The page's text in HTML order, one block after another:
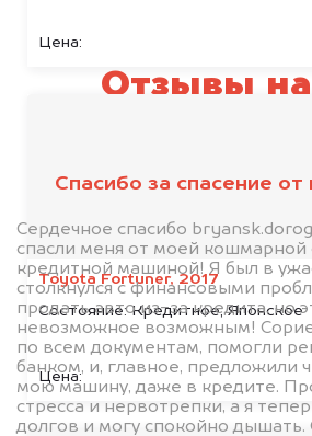
Цена:
Toyota Fortuner, 2017
Состояние:Кредитное, Японское
Цена:
Отзывы
Спасибо за спасение от
Сердечное спасибо
спасли меня от моей кошмарной
кредитной машиной! Я был в
столкнулся с финансовыми
продать авто из-за кредита, но
невозможное возможным!
по всем документам, помогли
банком, и, главное, предложили
мою машину, даже в кредите.
стресса и нервотрепки, а я
долгов и могу спокойно дышать.